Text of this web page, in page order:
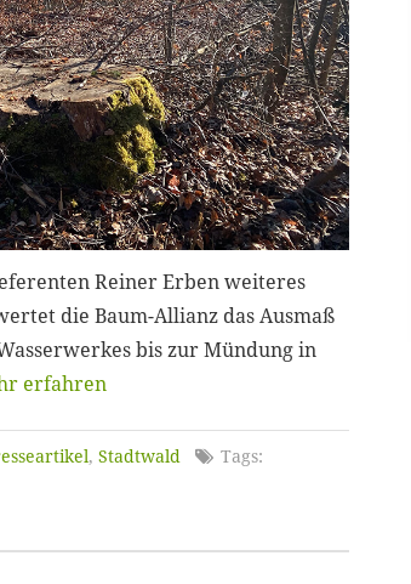
Reiner Erben weiteres
die Baum-Allianz das Ausmaß
bis zur Mündung in
erfahren
, Stadtwald
Tags: